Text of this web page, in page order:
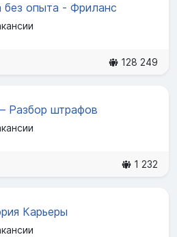
без опыта - Фриланс
128 249
Разбор штрафов
1 232
Карьеры